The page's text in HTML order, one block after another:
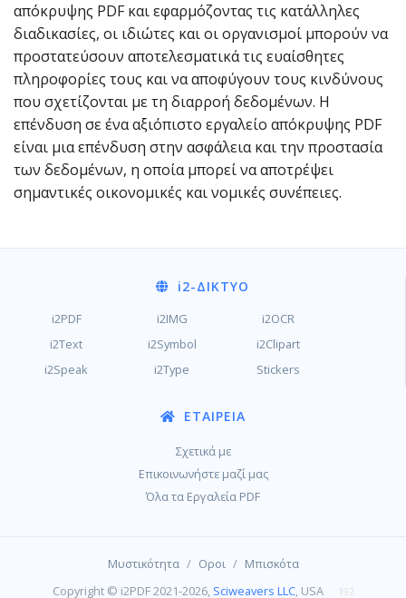
απόκρυψης PDF και εφαρμόζοντας τις κατάλληλες
διαδικασίες, οι ιδιώτες και οι οργανισμοί μπορούν να
προστατεύσουν αποτελεσματικά τις ευαίσθητες
πληροφορίες τους και να αποφύγουν τους κινδύνους
που σχετίζονται με τη διαρροή δεδομένων. Η
επένδυση σε ένα αξιόπιστο εργαλείο απόκρυψης PDF
είναι μια επένδυση στην ασφάλεια και την προστασία
των δεδομένων, η οποία μπορεί να αποτρέψει
σημαντικές οικονομικές και νομικές συνέπειες.
i2-ΔΊΚΤΥΟ
i2PDF i2IMG
i2OCR
i2Text
i2Symbol
i2Clipart
i2Speak
i2Type Stickers
ΕΤΑΙΡΕΊΑ
Σχετικά με
Επικοινωνήστε μαζί μας
Όλα τα Εργαλεία PDF
Μυστικότητα / Οροι / Μπισκότα
Copyright © i2PDF 2021-2026, Sciweavers LLC, USA 192